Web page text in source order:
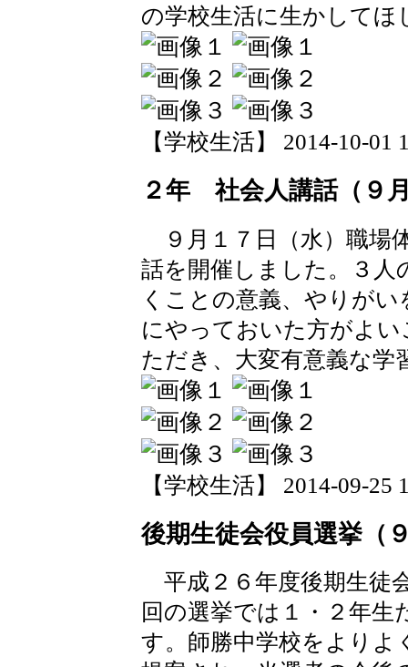
の学校生活に生かしてほ
【学校生活】 2014-10-01
２年 社会人講話（９
９月１７日（水）職場
話を開催しました。３人
くことの意義、やりが
にやっておいた方がよ
ただき、大変有意義な学
【学校生活】 2014-09-25
後期生徒会役員選挙（
平成２６年度後期生徒
回の選挙では１・２年生
す。師勝中学校をより